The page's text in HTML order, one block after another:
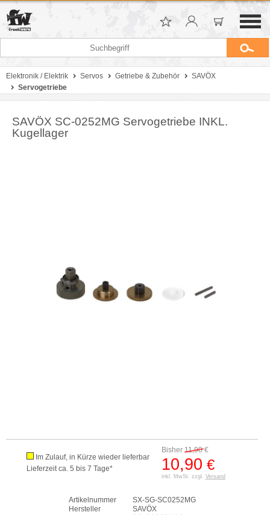
Elektronik / Elektrik Servos Getriebe & Zubehör
SAVÖX
Servogetriebe
SAVÖX SC-0252MG Servogetriebe INKL.
Kugellager
Bisher 11,90€
10,90 €
inkl. MwSt. zzgl. Versand
Im Zulauf, in Kürze wieder lieferbar
Lieferzeit ca. 5 bis 7 Tage*
Artikelnummer
SX-SG-SC0252MG
Hersteller
SAVÖX